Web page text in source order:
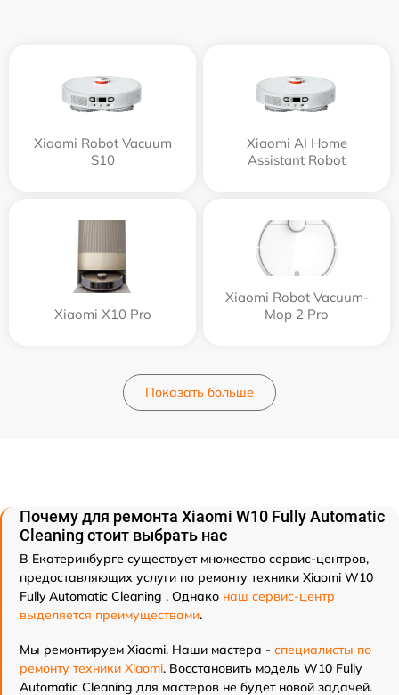
Xiaomi Robot Vacuum
S10
Xiaomi AI Home
Assistant Robot
Xiaomi X10 Pro
Xiaomi Robot Vacuum-
Mop 2 Pro
Показать больше
Почему для ремонта Xiaomi W10 Fully Automatic
Cleaning стоит выбрать нас
В Екатеринбурге существует множество сервис-центров,
предоставляющих услуги по ремонту техники Xiaomi W10
Fully Automatic Cleaning . Однако наш сервис-центр
выделяется преимуществами.
Мы ремонтируем Xiaomi. Наши мастера - специалисты по
ремонту техники Xiaomi. Восстановить модель W10 Fully
Automatic Cleaning для мастеров не будет новой задачей.